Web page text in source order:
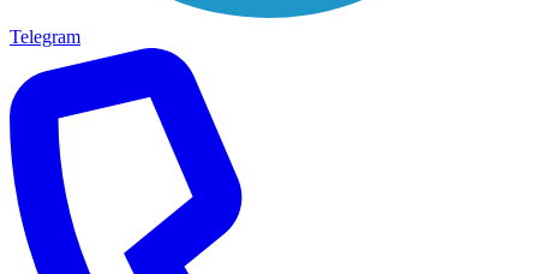
Telegram